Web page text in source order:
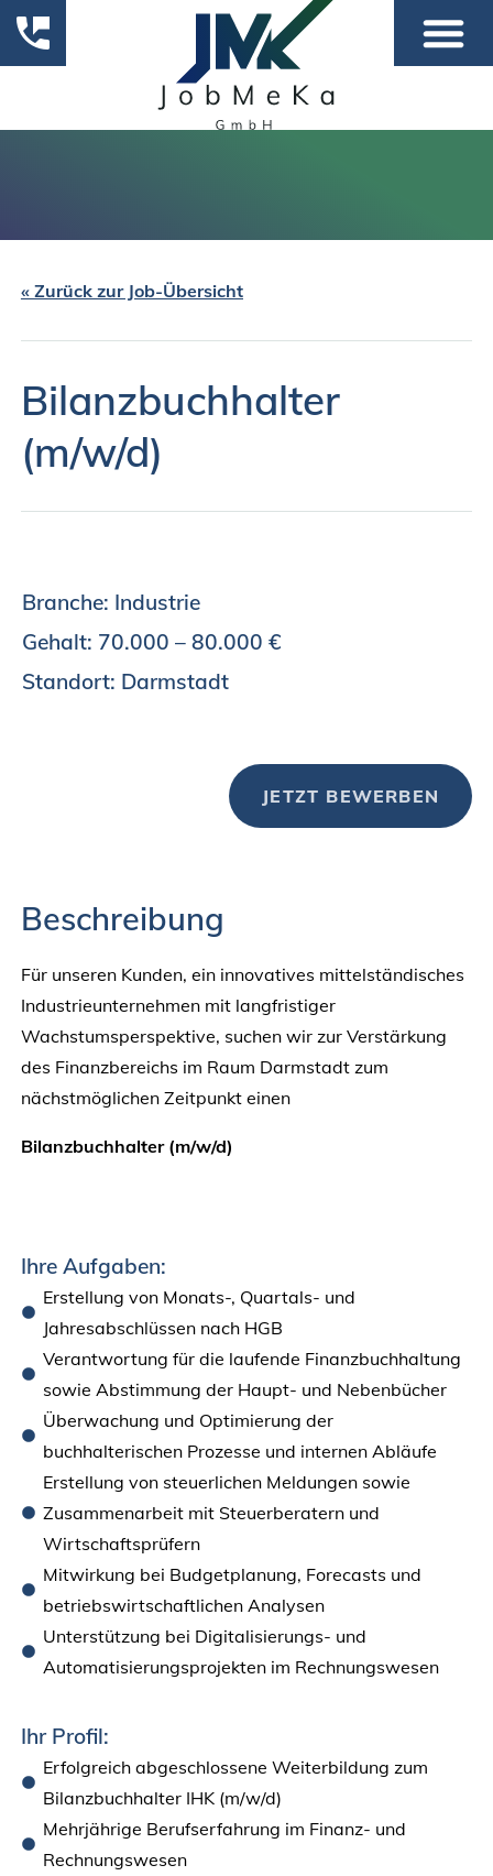
« Zurück zur Job-Übersicht
Bilanzbuchhalter
(m/w/d)
Branche: Industrie
Gehalt: 70.000 – 80.000 €
Standort: Darmstadt
JETZT BEWERBEN
Beschreibung
Für unseren Kunden, ein innovatives mittelständisches
Industrieunternehmen mit langfristiger
Wachstumsperspektive, suchen wir zur Verstärkung
des Finanzbereichs im Raum Darmstadt zum
nächstmöglichen Zeitpunkt einen
Bilanzbuchhalter (m/w/d)
Ihre Aufgaben:
Erstellung von Monats-, Quartals- und
Jahresabschlüssen nach HGB
Verantwortung für die laufende Finanzbuchhaltung
sowie Abstimmung der Haupt- und Nebenbücher
Überwachung und Optimierung der
buchhalterischen Prozesse und internen Abläufe
Erstellung von steuerlichen Meldungen sowie
Zusammenarbeit mit Steuerberatern und
Wirtschaftsprüfern
Mitwirkung bei Budgetplanung, Forecasts und
betriebswirtschaftlichen Analysen
Unterstützung bei Digitalisierungs- und
Automatisierungsprojekten im Rechnungswesen
Ihr Profil:
Erfolgreich abgeschlossene Weiterbildung zum
Bilanzbuchhalter IHK (m/w/d)
Mehrjährige Berufserfahrung im Finanz- und
Rechnungswesen